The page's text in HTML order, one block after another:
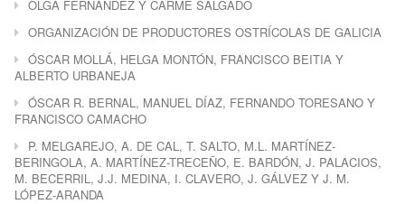
OLGA FERNÁNDEZ Y CARME SALGADO
ORGANIZACIÓN DE PRODUCTORES OSTRÍCOLAS DE GALICIA
ÓSCAR MOLLÁ, HELGA MONTÓN, FRANCISCO BEITIA Y
ALBERTO URBANEJA
ÓSCAR R. BERNAL, MANUEL DÍAZ, FERNANDO TORESANO Y
FRANCISCO CAMACHO
P. MELGAREJO, A. DE CAL, T. SALTO, M.L. MARTÍNEZ-
BERINGOLA, A. MARTÍNEZ-TRECEÑO, E. BARDÓN, J. PALACIOS,
M. BECERRIL, J.J. MEDINA, I. CLAVERO, J. GÁLVEZ Y J. M.
LÓPEZ-ARANDA